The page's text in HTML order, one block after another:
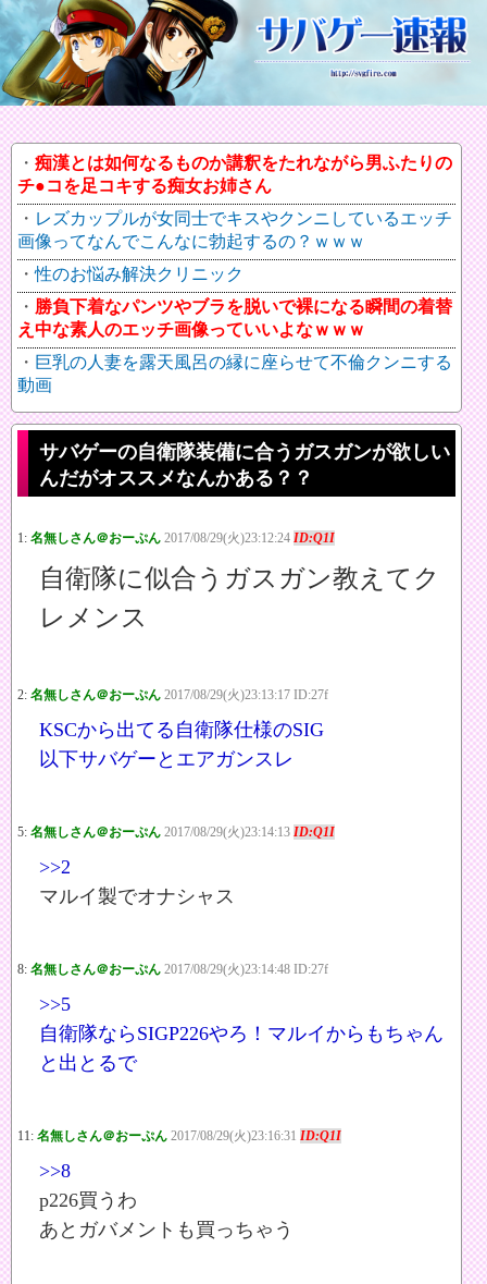
痴漢とは如何なるものか講釈をたれながら男ふたりの
チ●コを足コキする痴女お姉さん
レズカップルが女同士でキスやクンニしているエッチ
画像ってなんでこんなに勃起するの？ｗｗｗ
性のお悩み解決クリニック
勝負下着なパンツやブラを脱いで裸になる瞬間の着替
え中な素人のエッチ画像っていいよなｗｗｗ
巨乳の人妻を露天風呂の縁に座らせて不倫クンニする
動画
サバゲーの自衛隊装備に合うガスガンが欲しい
んだがオススメなんかある？？
1: 名無しさん＠おーぷん 2017/08/29(火)23:12:24 ID:Q1I
自衛隊に似合うガスガン教えてク
レメンス
2: 名無しさん＠おーぷん 2017/08/29(火)23:13:17 ID:27f
KSCから出てる自衛隊仕様のSIG
以下サバゲーとエアガンスレ
5: 名無しさん＠おーぷん 2017/08/29(火)23:14:13 ID:Q1I
>>2
マルイ製でオナシャス
8: 名無しさん＠おーぷん 2017/08/29(火)23:14:48 ID:27f
>>5
自衛隊ならSIGP226やろ！マルイからもちゃん
と出とるで
11: 名無しさん＠おーぷん 2017/08/29(火)23:16:31 ID:Q1I
>>8
p226買うわ
あとガバメントも買っちゃう